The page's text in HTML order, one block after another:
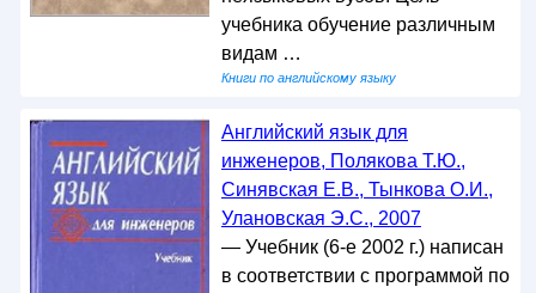
учебника обучение различным
видам …
Книги по английскому языку
Английский язык для
инженеров, Полякова Т.Ю.,
Синявская Е.В., Тынкова О.И.,
Улановская Э.С., 2007
— Учебник (6-е 2002 г.) написан
в соответствии с программой по